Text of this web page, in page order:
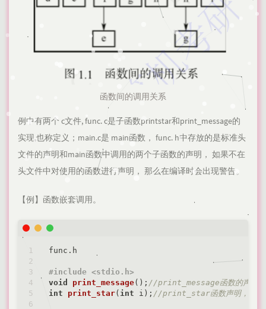
函数间的调用关系
例中有两个 c文件, func. c是子函数printstar和print_message的
实现,也称定义；main.c是 main函数， func. h中存放的是标准头
文件的声明和main函数中调用的两个子函数的声明， 如果不在
头文件中对使用的函数进行声明， 那么在编译时会出现警告。
【例】函数嵌套调用。
func.h
#include <stdio.h>
void
print_message() ; //print_message函数的声明
int
print_star( int i) ; //print_star函数声明，有形